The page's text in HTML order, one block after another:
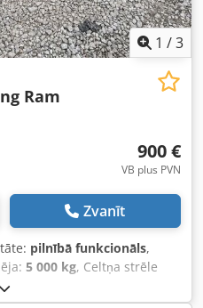
1 /3
Ram
900 €
VB plus PVN
Zvanīt
pilnībā funkcionāls,
5 000 kg, Celtņa strēle
10 000 kg Stāvoklis:
Tehniskais stāvoklis: